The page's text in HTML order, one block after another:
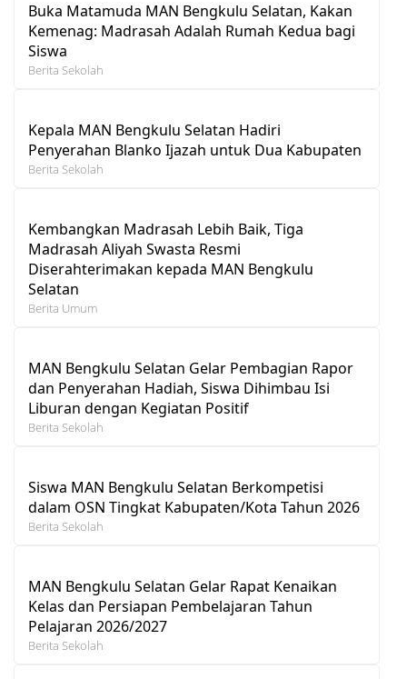
Buka Matamuda MAN Bengkulu Selatan, Kakan
Kemenag: Madrasah Adalah Rumah Kedua bagi
Siswa
Berita Sekolah
Kepala MAN Bengkulu Selatan Hadiri
Penyerahan Blanko Ijazah untuk Dua Kabupaten
Berita Sekolah
Kembangkan Madrasah Lebih Baik, Tiga
Madrasah Aliyah Swasta Resmi
Diserahterimakan kepada MAN Bengkulu
Selatan
Berita Umum
MAN Bengkulu Selatan Gelar Pembagian Rapor
dan Penyerahan Hadiah, Siswa Dihimbau Isi
Liburan dengan Kegiatan Positif
Berita Sekolah
Siswa MAN Bengkulu Selatan Berkompetisi
dalam OSN Tingkat Kabupaten/Kota Tahun 2026
Berita Sekolah
MAN Bengkulu Selatan Gelar Rapat Kenaikan
Kelas dan Persiapan Pembelajaran Tahun
Pelajaran 2026/2027
Berita Sekolah